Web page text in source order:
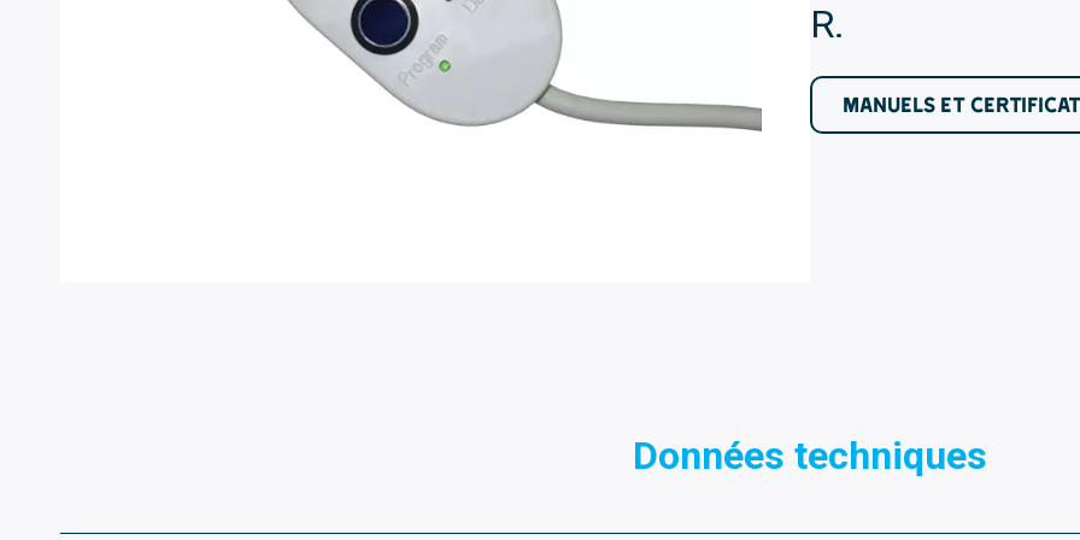
R.
MANUELS ET
Données techniques